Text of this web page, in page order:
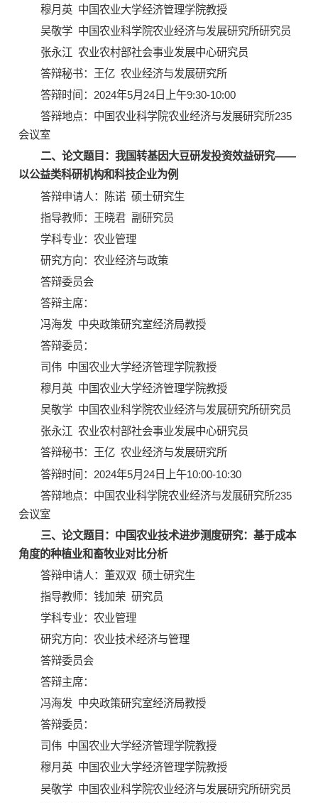
穆月英 中国农业大学经济管理学院教授
吴敬学 中国农业科学院农业经济与发展研究所研究员
张永江 农业农村部社会事业发展中心研究员
答辩秘书：王亿 农业经济与发展研究所
答辩时间：2024年5月24日上午9:30-10:00
答辩地点：中国农业科学院农业经济与发展研究所235
会议室
二、论文题目：我国转基因大豆研发投资效益研究——
以公益类科研机构和科技企业为例
答辩申请人：陈诺 硕士研究生
指导教师：王晓君 副研究员
学科专业：农业管理
研究方向：农业经济与政策
答辩委员会
答辩主席：
冯海发 中央政策研究室经济局教授
答辩委员：
司伟 中国农业大学经济管理学院教授
穆月英 中国农业大学经济管理学院教授
吴敬学 中国农业科学院农业经济与发展研究所研究员
张永江 农业农村部社会事业发展中心研究员
答辩秘书：王亿 农业经济与发展研究所
答辩时间：2024年5月24日上午10:00-10:30
答辩地点：中国农业科学院农业经济与发展研究所235
会议室
三、论文题目：中国农业技术进步测度研究：基于成本
角度的种植业和畜牧业对比分析
答辩申请人：董双双 硕士研究生
指导教师：钱加荣 研究员
学科专业：农业管理
研究方向：农业技术经济与管理
答辩委员会
答辩主席：
冯海发 中央政策研究室经济局教授
答辩委员：
司伟 中国农业大学经济管理学院教授
穆月英 中国农业大学经济管理学院教授
吴敬学 中国农业科学院农业经济与发展研究所研究员